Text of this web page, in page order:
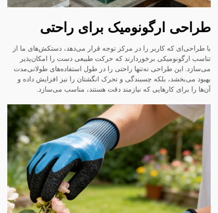
طراحی ارگونومیک برای راحتی
با طراحی‌ای که کاربر را در مرکز توجه قرار می‌دهد، دستکش‌های ما از
تناسب ارگونومیکی برخوردارند که حرکت طبیعی دست را امکان‌پذیر
می‌سازد. این طراحی نه‌تنها راحتی را در طول استفاده‌های طولانی‌مدت
بهبود می‌بخشد، بلکه چسبندگی و تحرک انگشتان را نیز افزایش داده و
آن‌ها را برای کارهایی که نیازمند دقت هستند، مناسب می‌سازد.